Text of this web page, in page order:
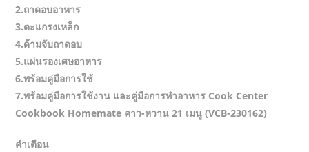
2.ถาดอบอาหาร
3.ตะแกรงเหล็ก
4.ด้ามจับถาดอบ
5.แผ่นรองเศษอาหาร
6.พร้อมคู่มือการใช้
7.พร้อมคู่มือการใช้งาน และคู่มือการทำอาหาร Cook Center
Cookbook Homemate คาว-หวาน 21 เมนู (VCB-230162)
คำเตือน